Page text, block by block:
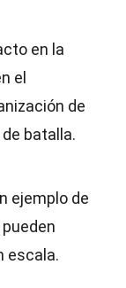
en la
el
de
batalla.
ejemplo de
escala.